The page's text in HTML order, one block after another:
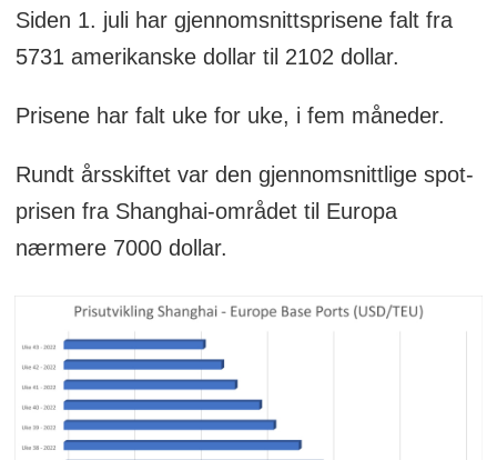
Siden 1. juli har gjennomsnittsprisene falt fra
5731 amerikanske dollar til 2102 dollar.
Prisene har falt uke for uke, i fem måneder.
Rundt årsskiftet var den gjennomsnittlige spot-
prisen fra Shanghai-området til Europa
nærmere 7000 dollar.